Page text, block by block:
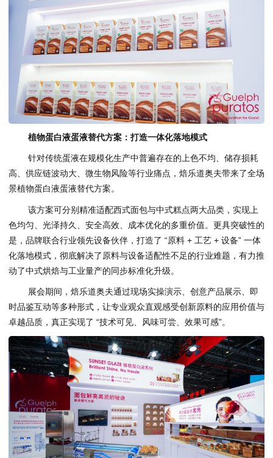
植物蛋白液蛋液替代方案：打造一体化落地模式
针对传统蛋液在规模化生产中普遍存在的上色不均、储存损耗
高、供应链波动大、微生物风险等行业痛点，焙乐道奥夫带来了全场
景植物蛋白液蛋液替代方案。
该方案可分别精准适配西式面包与中式糕点两大品类，实现上
色均匀、光泽持久、安全高效、成本优化的多重价值。更具突破性的
是，品牌联合行业领先设备伙伴，打造了 “原料 + 工艺 + 设备” 一体
化落地模式，彻底解决了原料与设备适配性不足的行业难题，有力推
动了中式烘焙与工业量产的同步标准化升级。
展会期间，焙乐道奥夫通过现场实操演示、创意产品展示、即
时品鉴互动等多种形式，让专业观众直观感受创新原料的应用价值与
卓越品质，真正实现了 “技术可见、风味可尝、效果可感”。